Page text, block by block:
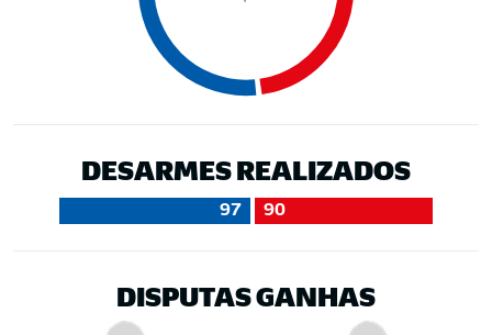
DESARMES REALIZADOS
97 90
DISPUTAS GANHAS